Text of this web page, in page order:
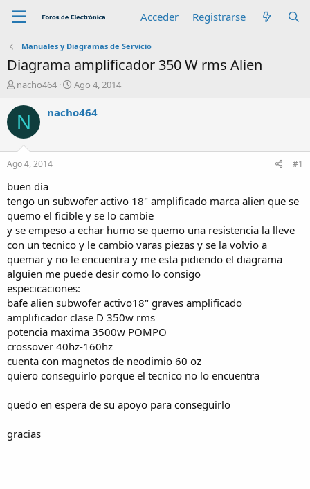
Acceder Registrarse
Manuales y Diagramas de Servicio
Diagrama amplificador 350 W rms Alien
A
t
o
r
nacho464
F
c
c
i
o
Ago 4, 2014
N nacho464
Ago 4, 2014 #1
buen dia
tengo un subwofer activo 18" amplificado marca alien que se
quemo el ficible y se lo cambie
y se empeso a echar humo se quemo una resistencia la lleve
con un tecnico y le cambio varas piezas y se la volvio a
quemar y no le encuentra y me esta pidiendo el diagrama
alguien me puede desir como lo consigo
especicaciones:
bafe alien subwofer activo18" graves amplificado
amplificador clase D 350w rms
potencia maxima 3500w POMPO
crossover 40hz-160hz
cuenta con magnetos de neodimio 60 oz
quiero conseguirlo porque el tecnico no lo encuentra
quedo en espera de su apoyo para conseguirlo
gracias